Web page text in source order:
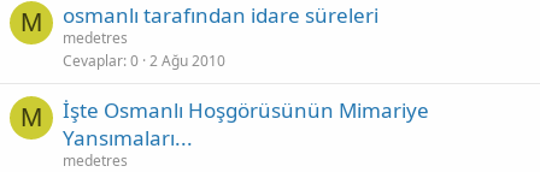
M osmanlı tarafından idare süreleri
medetres
Cevaplar 0 2 Ağu 2010
M
İşte Osmanlı Hoşgörüsünün Mimariye
Yansımaları...
medetres